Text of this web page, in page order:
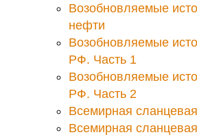
Возобновляемые
нефти
Возобновляемые
РФ. Часть 1
Возобновляемые
РФ. Часть 2
Всемирная
Всемирная